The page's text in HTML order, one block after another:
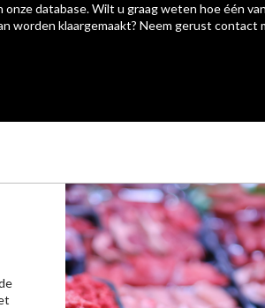
database. Wilt u graag weten hoe één van
worden klaargemaakt? Neem gerust contact